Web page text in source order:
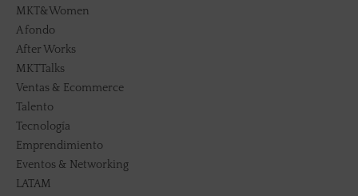
MKT&Women
A fondo
After Works
MKTTalks
Ventas & Ecommerce
Talento
Tecnología
Emprendimiento
Eventos & Networking
LATAM